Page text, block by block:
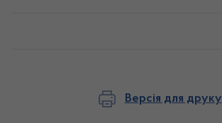
Версія для друку